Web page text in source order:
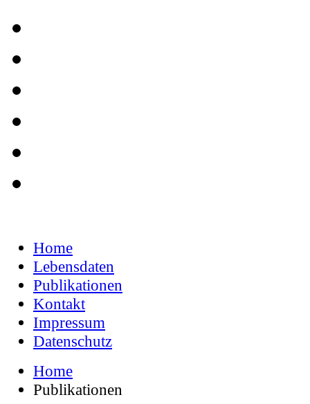
Home
Lebensdaten
Publikationen
Kontakt
Impressum
Datenschutz
Home
Publikationen